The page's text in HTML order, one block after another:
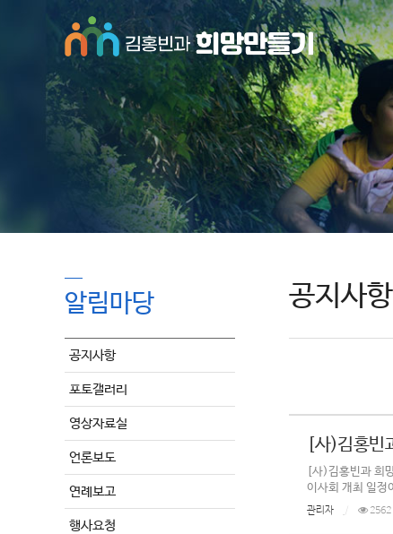
알림마당
공지사항
포토갤러리
영상자료실
언론보도
연례보고
행사요청
공지사항
[사)김홍빈
[사)김홍빈과
이사회 개최 일
관리자 2562